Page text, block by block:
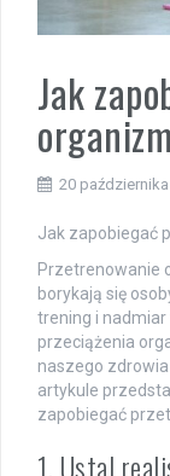
Jak
20 października
Jak zapobiegać
Przetrenowanie
borykają się
trening i
przeciążenia
naszego
artykule
zapobiegać
1. Ustal